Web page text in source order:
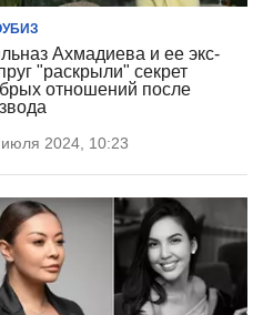
Ахмадиева и ее экс-
"раскрыли" секрет
отношений после
2024, 10:23